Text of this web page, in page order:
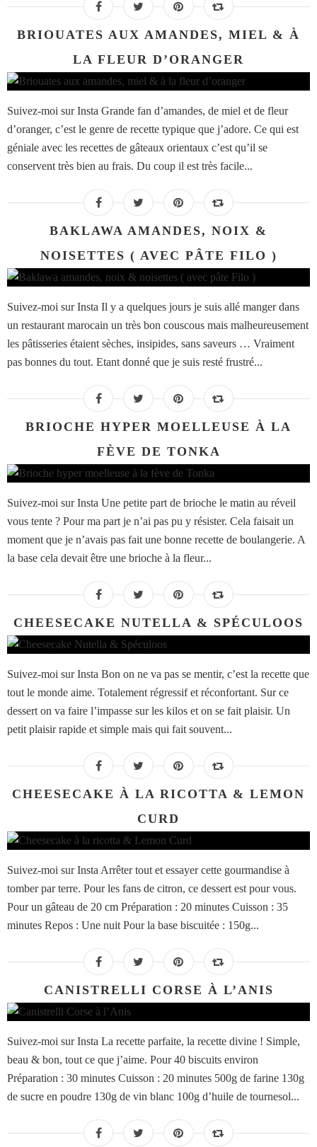
BRIOUATES AUX AMANDES, MIEL & À
LA FLEUR D’ORANGER
Suivez-moi sur Insta Grande fan d’amandes, de miel et de fleur
d’oranger, c’est le genre de recette typique que j’adore. Ce qui est
géniale avec les recettes de gâteaux orientaux c’est qu’il se
conservent très bien au frais. Du coup il est très facile...
BAKLAWA AMANDES, NOIX &
NOISETTES ( AVEC PÂTE FILO )
Suivez-moi sur Insta Il y a quelques jours je suis allé manger dans
un restaurant marocain un très bon couscous mais malheureusement
les pâtisseries étaient sèches, insipides, sans saveurs … Vraiment
pas bonnes du tout. Etant donné que je suis resté frustré...
BRIOCHE HYPER MOELLEUSE À LA
FÈVE DE TONKA
Suivez-moi sur Insta Une petite part de brioche le matin au réveil
vous tente ? Pour ma part je n’ai pas pu y résister. Cela faisait un
moment que je n’avais pas fait une bonne recette de boulangerie. A
la base cela devait être une brioche à la fleur...
CHEESECAKE NUTELLA & SPÉCULOOS
Suivez-moi sur Insta Bon on ne va pas se mentir, c’est la recette que
tout le monde aime. Totalement régressif et réconfortant. Sur ce
dessert on va faire l’impasse sur les kilos et on se fait plaisir. Un
petit plaisir rapide et simple mais qui fait souvent...
CHEESECAKE À LA RICOTTA & LEMON
CURD
Suivez-moi sur Insta Arrêter tout et essayer cette gourmandise à
tomber par terre. Pour les fans de citron, ce dessert est pour vous.
Pour un gâteau de 20 cm Préparation : 20 minutes Cuisson : 35
minutes Repos : Une nuit Pour la base biscuitée : 150g...
CANISTRELLI CORSE À L’ANIS
Suivez-moi sur Insta La recette parfaite, la recette divine ! Simple,
beau & bon, tout ce que j’aime. Pour 40 biscuits environ
Préparation : 30 minutes Cuisson : 20 minutes 500g de farine 130g
de sucre en poudre 130g de vin blanc 100g d’huile de tournesol...